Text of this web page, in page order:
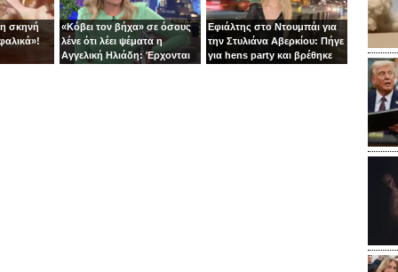
σκηνή
«Κόβει τον βήχα» σε όσους
λένε ότι λέει ψέματα η
Αγγελική Ηλιάδη: Έρχονται
Εφιάλτης στο Ντουμπάι για
την Στυλιάνα Αβερκίου: Πήγε
για hens party και βρέθηκε